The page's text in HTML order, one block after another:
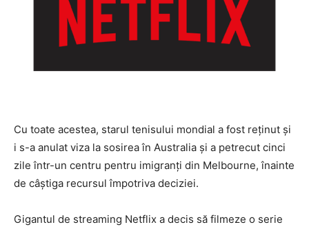
Cu toate acestea, starul tenisului mondial a fost reținut și
i s-a anulat viza la sosirea în Australia și a petrecut cinci
zile într-un centru pentru imigranți din Melbourne, înainte
de câștiga recursul împotriva deciziei.
Gigantul de streaming Netflix a decis să filmeze o serie